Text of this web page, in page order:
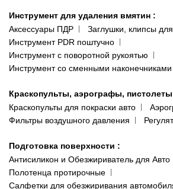
Инструмент для удаления вмятин :
Аксессуары ПДР
Заглушки, клипсы
Инструмент PDR поштучно
Инструмент с поворотной рукоятью
Инструмент со сменными наконечниками
Краскопульты, аэрографы, пистолеты
Краскопульты для покраски авто
Фильтры воздушного давления
Подготовка поверхности :
Антисиликон и Обезжириватель для Авто
Полотенца протирочные
Салфетки для обезжиривания